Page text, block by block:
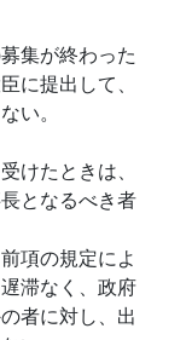
集が終わった
に提出して、
い。
けたときは、
となるべき者
項の規定によ
滞なく、政府
者に対し、出